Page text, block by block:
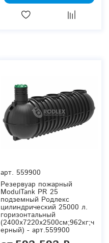
арт. 559900
Резервуар пожарный
ModulTank PR 25
подземный Родлекс
цилиндрический 25000 л.
горизонтальный
(2400x7220x2500см;962кг;ч
ерный) - арт.559900